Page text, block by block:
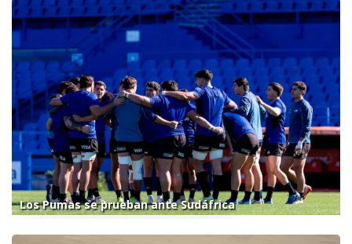
Los Pumas se prueban ante Sudáfrica